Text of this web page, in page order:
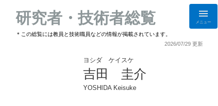
研究者・技術者総覧
＊この総覧には教員と技術職員などの情報が掲載されています。
メニュー
2026/07/29 更新
ヨシダ ケイスケ
吉田 圭介
YOSHIDA Keisuke